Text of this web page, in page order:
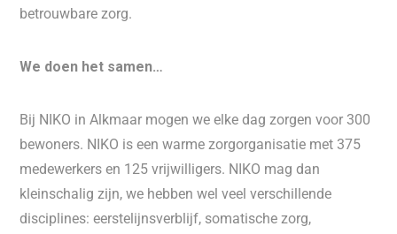
betrouwbare zorg.
We doen het samen…
Bij NIKO in Alkmaar mogen we elke dag zorgen voor 300
bewoners. NIKO is een warme zorgorganisatie met 375
medewerkers en 125 vrijwilligers. NIKO mag dan
kleinschalig zijn, we hebben wel veel verschillende
disciplines: eerstelijnsverblijf, somatische zorg,